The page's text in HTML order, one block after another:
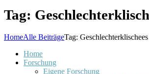
Tag:
HomeAlle BeiträgeTag: Geschlechterklischees
Home
Forschung
Eigene Forschung